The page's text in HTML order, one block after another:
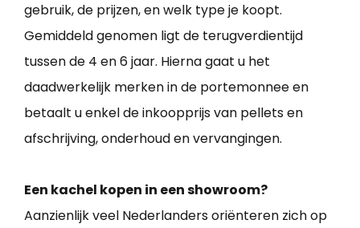
gebruik, de prijzen, en welk type je koopt.
Gemiddeld genomen ligt de terugverdientijd
tussen de 4 en 6 jaar. Hierna gaat u het
daadwerkelijk merken in de portemonnee en
betaalt u enkel de inkoopprijs van pellets en
afschrijving, onderhoud en vervangingen.
Een kachel kopen in een showroom?
Aanzienlijk veel Nederlanders oriënteren zich op